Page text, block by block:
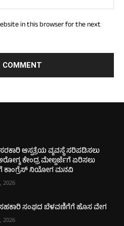
in this browser for the next
ಆಸ್ಪತ್ರೆಯ ವ್ಯವಸ್ಥೆ ಸರಿಪಡಿಸಲು
ಕೇಂದ್ರ ಮೇಲ್ದರ್ಜೆಗೆ ಏರಿಸಲು
ಕಾಂಗ್ರೆಸ್ ನಿಯೋಗ ಮನವಿ
2026
ಸಂಘದ ಬೆಳವಣಿಗೆಗೆ ಹೊಸ ವೇಗ
2026